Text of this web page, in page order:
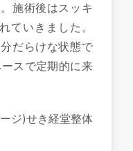
施術後はスッキ
ていきました。
だらけな状態で
スで定期的に来
ジ)せき経堂整体